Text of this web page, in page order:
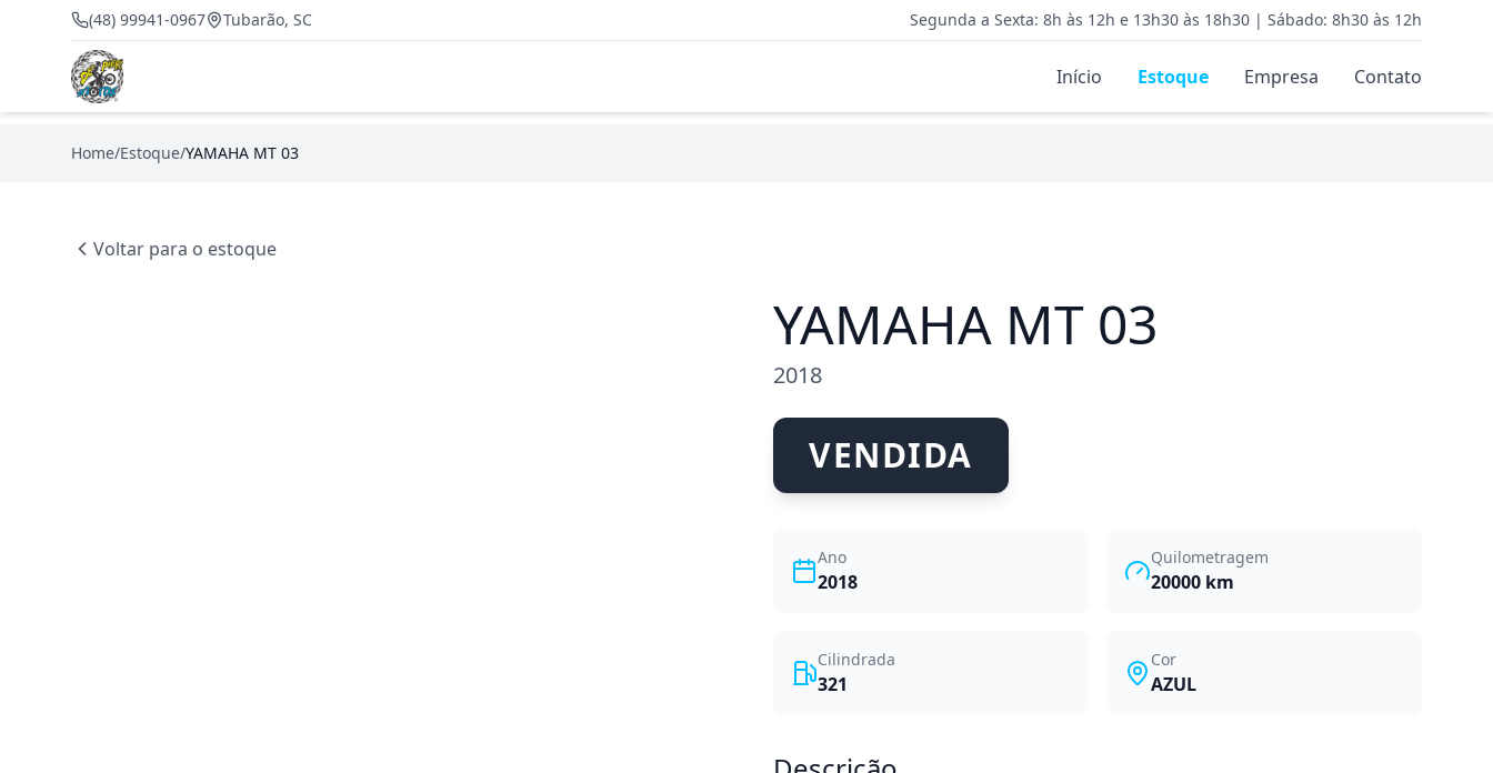
(48) 99941-0967 Tubarão, SC Segunda a Sexta: 8h às 12h e 13h30 às 18h30 | Sábado: 8h30 às 12h
Início Estoque Empresa Contato
Home/Estoque/YAMAHA MT 03
Voltar para o estoque
YAMAHA MT 03
2018
VENDIDA
Ano
2018
Quilometragem
20000 km
Cilindrada
321
Cor
AZUL